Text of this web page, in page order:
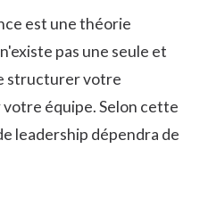
est une théorie
pas une seule et
structurer votre
équipe. Selon cette
leadership dépendra de